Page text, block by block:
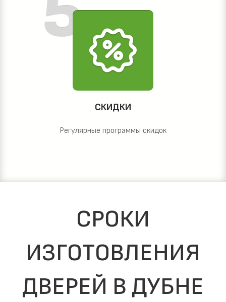
СКИДКИ
Регулярные программы скидок
СРОКИ
ИЗГОТОВЛЕНИЯ
ДВЕРЕЙ В ДУБНЕ